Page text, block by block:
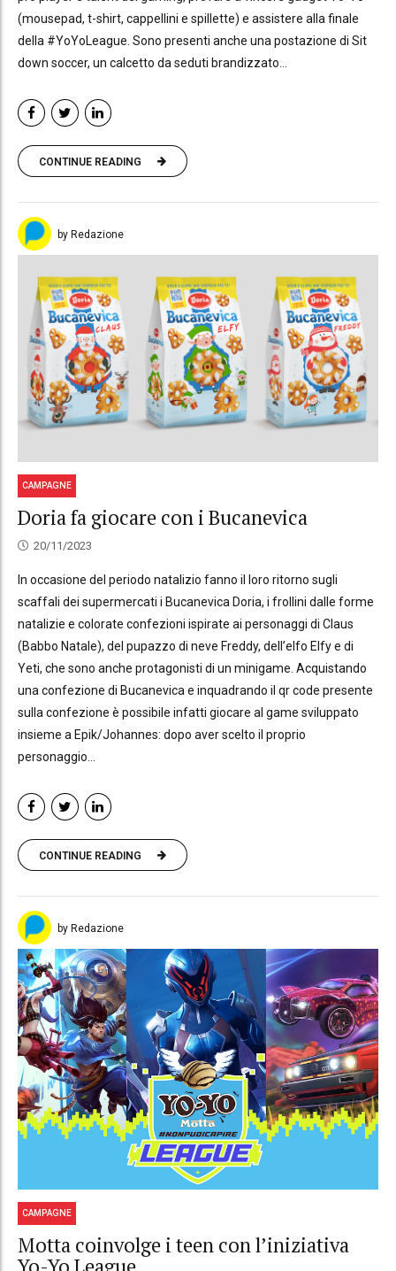
(mousepad, t-shirt, cappellini e spillette) e assistere alla finale
della #YoYoLeague. Sono presenti anche una postazione di Sit
down soccer, un calcetto da seduti brandizzato...
CONTINUE READING
by Redazione
CAMPAGNE
Doria fa giocare con i Bucanevica
20/11/2023
In occasione del periodo natalizio fanno il loro ritorno sugli
scaffali dei supermercati i Bucanevica Doria, i frollini dalle forme
natalizie e colorate confezioni ispirate ai personaggi di Claus
(Babbo Natale), del pupazzo di neve Freddy, dell’elfo Elfy e di
Yeti, che sono anche protagonisti di un minigame. Acquistando
una confezione di Bucanevica e inquadrando il qr code presente
sulla confezione è possibile infatti giocare al game sviluppato
insieme a Epik/Johannes: dopo aver scelto il proprio
personaggio...
CONTINUE READING
by Redazione
CAMPAGNE
Motta coinvolge i teen con l’iniziativa